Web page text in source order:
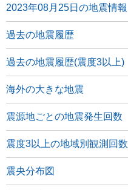
2023年08月25日の地震情報
過去の地震履歴
過去の地震履歴(震度3以上)
海外の大きな地震
震源地ごとの地震発生回数
震度3以上の地域別観測回数
震央分布図